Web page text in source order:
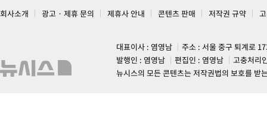
회사소개 광고 · 제휴 문의 제휴사 안내 콘텐츠 판매 저작권 규약
대표이사 : 염영남
주소 : 서울 중구 퇴계로
발행인 : 염영남
편집인 : 염영남
고충처리
뉴시스의 모든 콘텐츠는 저작권법의 보호를